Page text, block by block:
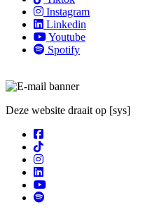
Instagram
Linkedin
Youtube
Spotify
Deze website draait op [sys]